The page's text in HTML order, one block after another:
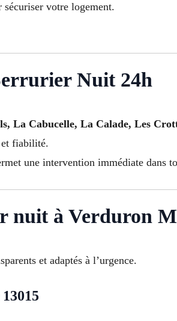
votre logement.
Nuit 24h
La Cabucelle, La Calade, Les
et fiabilité.
une intervention immédiate dans
nuit à Verduron
et adaptés à l’urgence.